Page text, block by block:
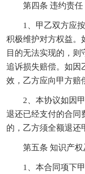
第四条 违约责任
1、甲乙双方应
积极维护对方权益。
目的无法实现的，
追诉损失赔偿。如因
效，乙方应向甲方赔
2、本协议如因
退还已经支付的合同
的，乙方须全额退还
第五条 知识产
1、本合同项下